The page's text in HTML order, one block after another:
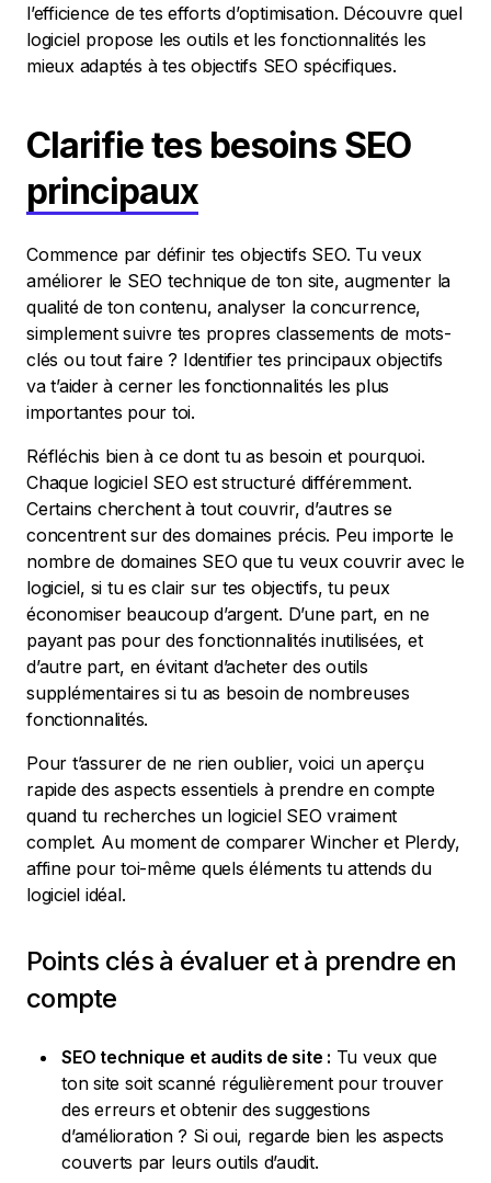
l’efficience de tes efforts d’optimisation. Découvre quel
logiciel propose les outils et les fonctionnalités les
mieux adaptés à tes objectifs SEO spécifiques.
Clarifie tes besoins SEO
principaux
Commence par définir tes objectifs SEO. Tu veux
améliorer le SEO technique de ton site, augmenter la
qualité de ton contenu, analyser la concurrence,
simplement suivre tes propres classements de mots-
clés ou tout faire ? Identifier tes principaux objectifs
va t’aider à cerner les fonctionnalités les plus
importantes pour toi.
Réfléchis bien à ce dont tu as besoin et pourquoi.
Chaque logiciel SEO est structuré différemment.
Certains cherchent à tout couvrir, d’autres se
concentrent sur des domaines précis. Peu importe le
nombre de domaines SEO que tu veux couvrir avec le
logiciel, si tu es clair sur tes objectifs, tu peux
économiser beaucoup d’argent. D’une part, en ne
payant pas pour des fonctionnalités inutilisées, et
d’autre part, en évitant d’acheter des outils
supplémentaires si tu as besoin de nombreuses
fonctionnalités.
Pour t’assurer de ne rien oublier, voici un aperçu
rapide des aspects essentiels à prendre en compte
quand tu recherches un logiciel SEO vraiment
complet. Au moment de comparer Wincher et Plerdy,
affine pour toi-même quels éléments tu attends du
logiciel idéal.
Points clés à évaluer et à prendre en
compte
SEO technique et audits de site : Tu veux que
ton site soit scanné régulièrement pour trouver
des erreurs et obtenir des suggestions
d’amélioration ? Si oui, regarde bien les aspects
couverts par leurs outils d’audit.